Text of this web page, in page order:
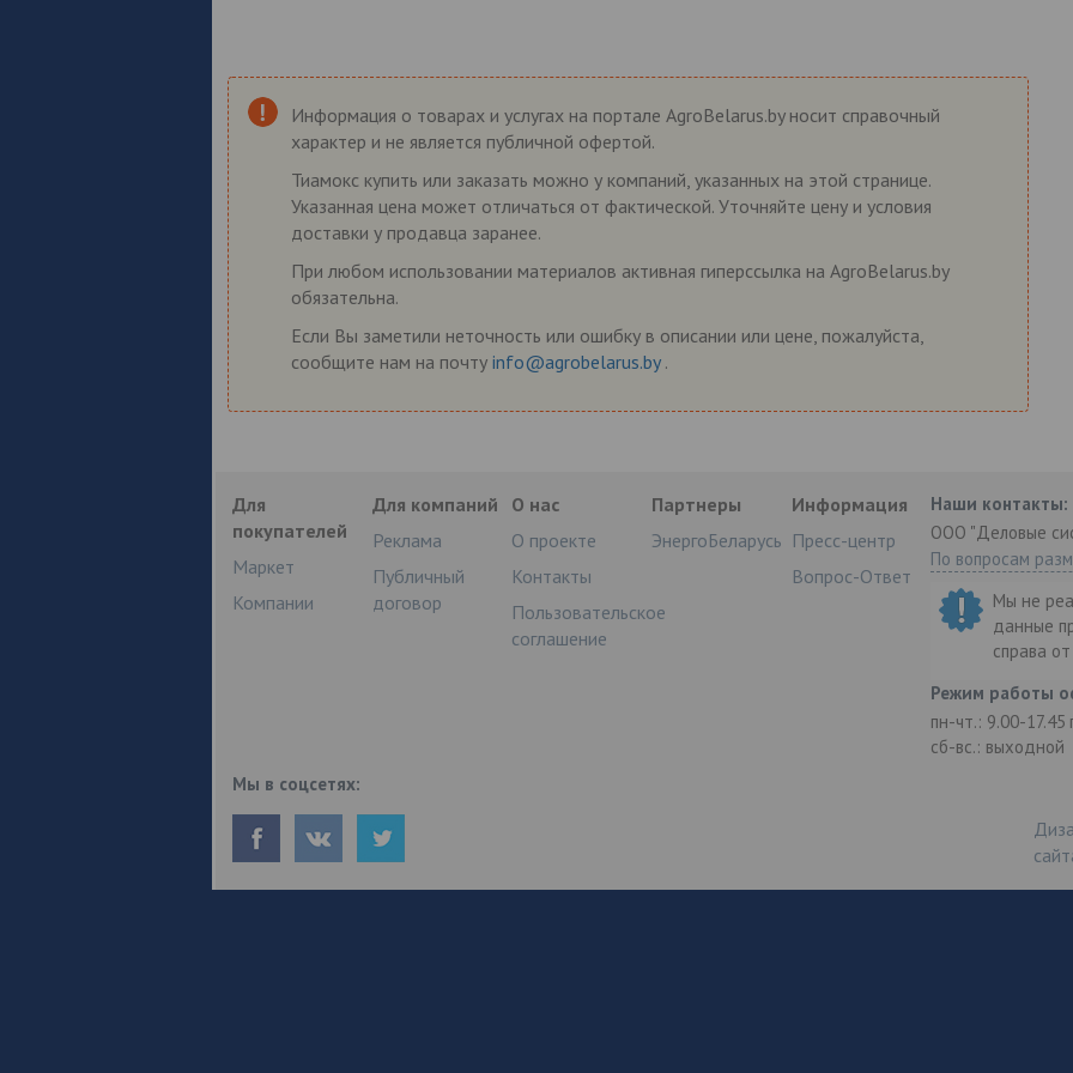
Информация о товарах и услугах на портале AgroBelarus.by носит справочный
характер и не является публичной офертой.
Тиамокс купить или заказать можно у компаний, указанных на этой странице.
Указанная цена может отличаться от фактической. Уточняйте цену и условия
доставки у продавца заранее.
При любом использовании материалов активная гиперссылка на AgroBelarus.by
обязательна.
Если Вы заметили неточность или ошибку в описании или цене, пожалуйста,
сообщите нам на почту info@agrobelarus.by .
Для
покупателей
Маркет
Компании
Для компаний
Реклама
Публичный
договор
О нас
О проекте
Контакты
Пользовательское
соглашение
Партнеры
ЭнергоБеларусь
Информация
Пресс-центр
Вопрос-Ответ
Наши контакты:
ООО "Деловые
По вопросам
Мы не
данные
справа
Режим работы
пн-чт.: 9.00-17.45
сб-вс.: выходной
Мы в соцсетях: